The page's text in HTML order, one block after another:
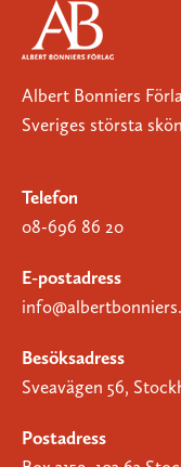
Albert Bonniers
Sveriges största
Telefon
08-696 86 20
E-postadress
Besöksadress
Sveavägen 56,
Postadress